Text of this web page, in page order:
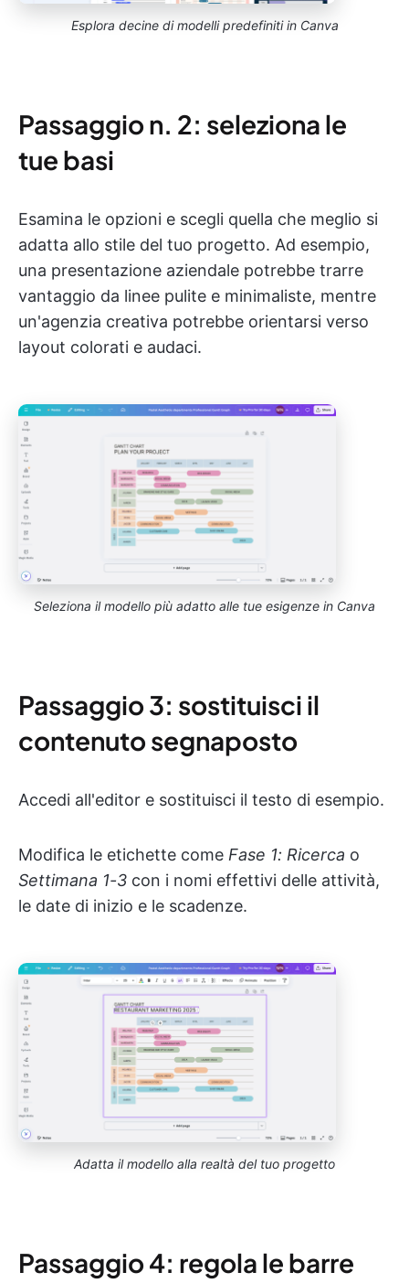
Esplora decine di modelli predefiniti in Canva
Passaggio n. 2: seleziona le
tue basi
Esamina le opzioni e scegli quella che meglio si
adatta allo stile del tuo progetto. Ad esempio,
una presentazione aziendale potrebbe trarre
vantaggio da linee pulite e minimaliste, mentre
un'agenzia creativa potrebbe orientarsi verso
layout colorati e audaci.
Seleziona il modello più adatto alle tue esigenze in Canva
Passaggio 3: sostituisci il
contenuto segnaposto
Accedi all'editor e sostituisci il testo di esempio.
Modifica le etichette come Fase 1: Ricerca o
Settimana 1-3 con i nomi effettivi delle attività,
le date di inizio e le scadenze.
Adatta il modello alla realtà del tuo progetto
Passaggio 4: regola le barre